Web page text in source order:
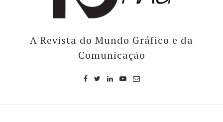
A Revista do Mundo Gráfico e da
Comunicação